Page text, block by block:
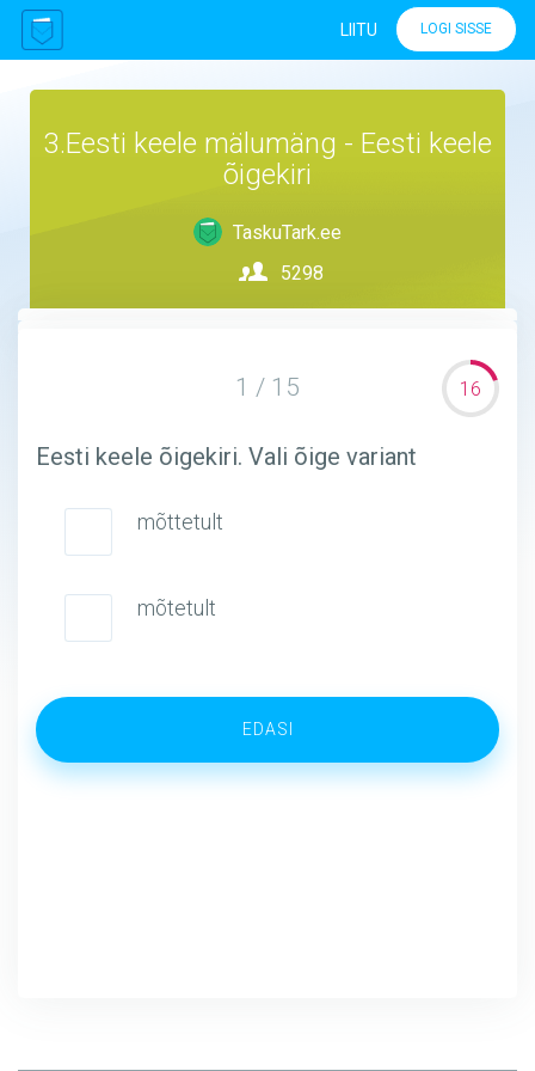
LOGI SISSE
LIITU
3.Eesti keele mälumäng - Eesti keele
õigekiri
TaskuTark.ee
5298
1 / 15 16
Eesti keele õigekiri. Vali õige variant
mõttetult
mõtetult
EDASI